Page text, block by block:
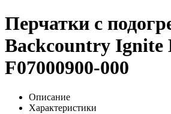
Перчатки с
Backcountry Ignite
F07000900-000
Описание
Характеристики